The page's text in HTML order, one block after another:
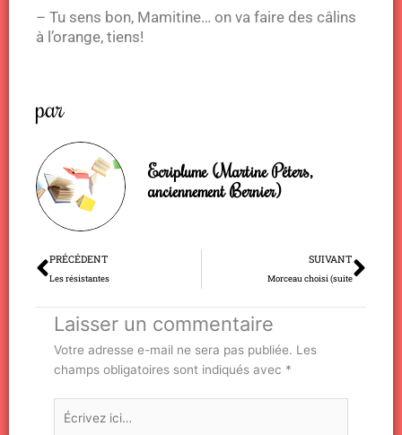
– Tu sens bon, Mamitine… on va faire des câlins
à l’orange, tiens!
par
Ecriplume (Martine Péters,
anciennement Bernier)
Précédent
PRÉCÉDENT
Les résistantes
SUIVANT
Morceau choisi (suite
Laisser un commentaire
Votre adresse e-mail ne sera pas publiée. Les
champs obligatoires sont indiqués avec *
Écrivez
ici…